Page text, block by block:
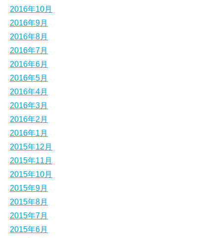
2016年10月
2016年9月
2016年8月
2016年7月
2016年6月
2016年5月
2016年4月
2016年3月
2016年2月
2016年1月
2015年12月
2015年11月
2015年10月
2015年9月
2015年8月
2015年7月
2015年6月